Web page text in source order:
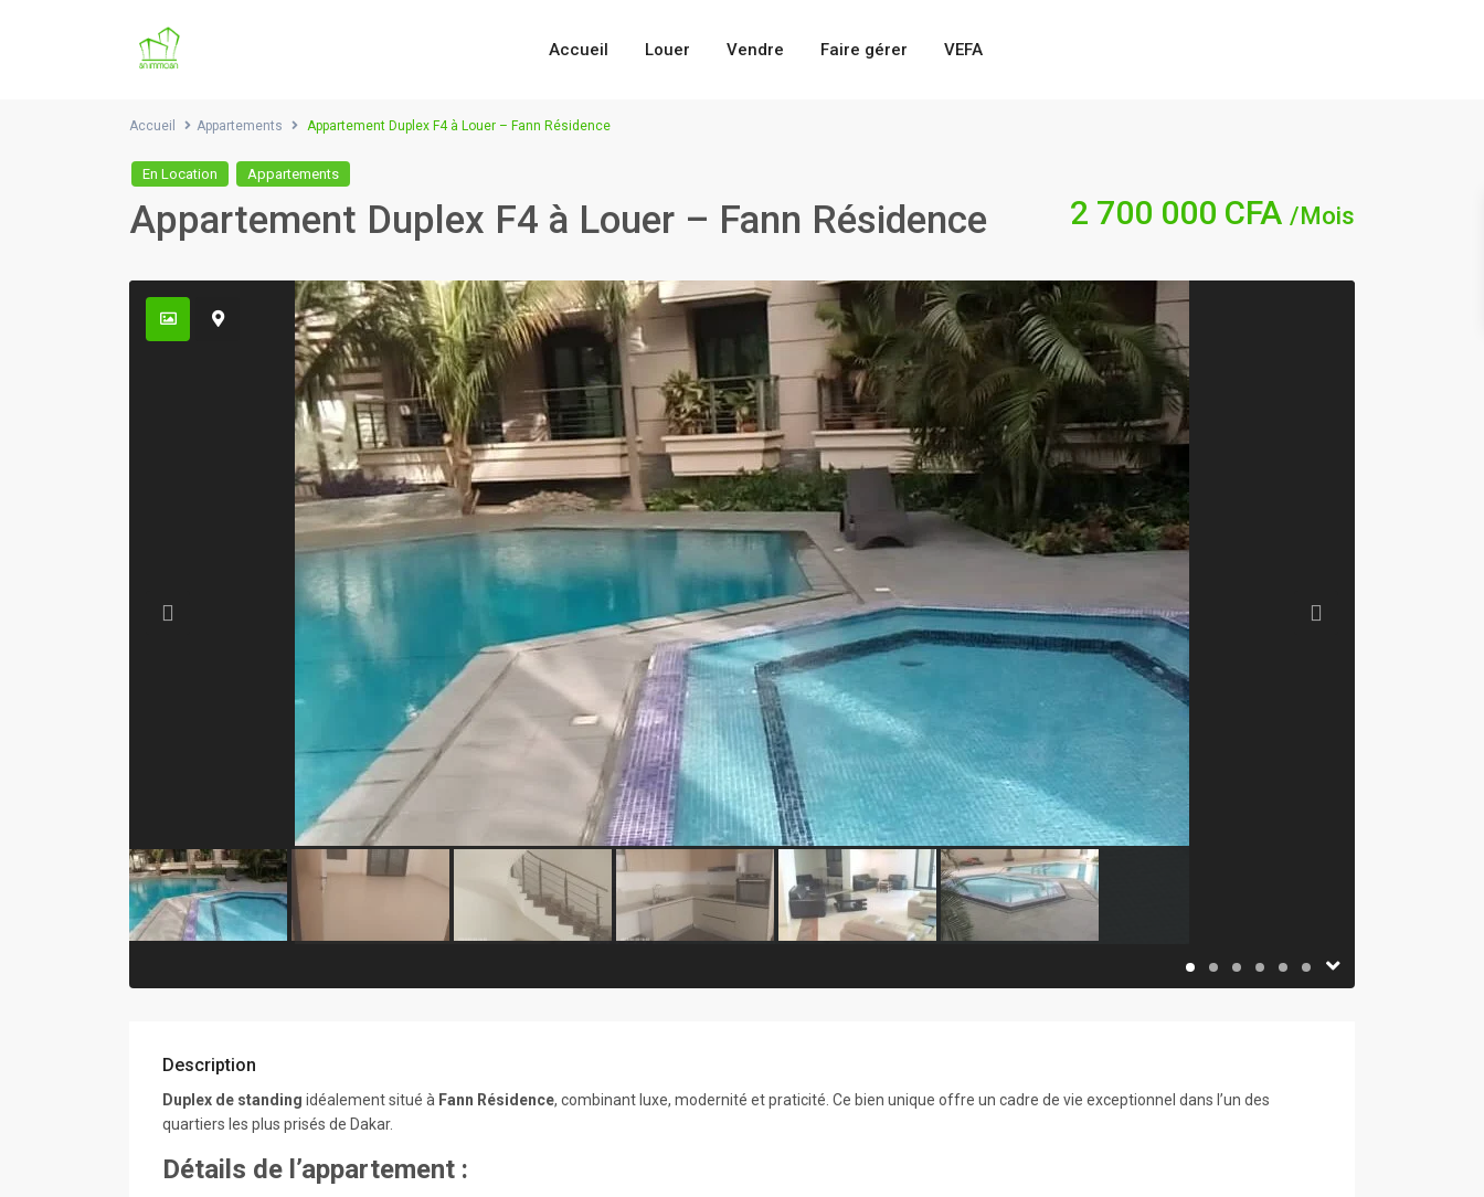
Accueil Louer Vendre Faire gérer VEFA
Accueil Appartements Appartement Duplex F4 à Louer – Fann Résidence
En Location Appartements
Appartement Duplex F4 à Louer – Fann Résidence 2 700 000 CFA /Mois
Description
Duplex de standing idéalement situé à Fann Résidence, combinant luxe, modernité et praticité. Ce bien unique offre un cadre de vie exceptionnel dans l’un des
quartiers les plus prisés de Dakar.
Détails de l’appartement :